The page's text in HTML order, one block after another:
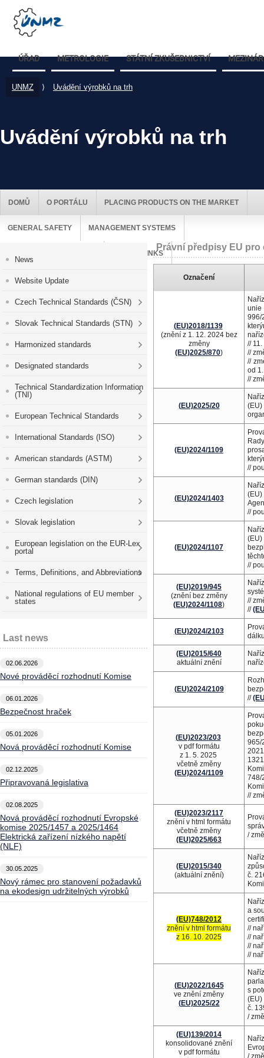
ÚŘAD METROLOGIE STÁTNÍ ZKUŠEBNICTVÍ
UNMZ ⟩ Uvádění výrobků na trh
Uvádění výrobků na trh
DOMŮ O PORTÁLU PLACING PRODUCTS ON THE MARKET
GENERAL SAFETY MANAGEMENT SYSTEMS
USEFUL LINKS
News
Website Update
Czech Technical Standards (ČSN)
Slovak Technical Standards (STN)
Harmonized standards
Designated standards
Technical Standardization Information
(TNI)
European Technical Standards
International Standards (ISO)
American standards (ASTM)
German standards (DIN)
Czech legislation
Slovak legislation
European legislation on the EUR-Lex
portal
Terms, Definitions, and Abbreviations
National regulations of EU member
states
Last news
02.06.2026
Nové prováděcí rozhodnutí Komise
06.01.2026
Bezpečnost hraček
05.01.2026
Nová prováděcí rozhodnutí Komise
02.12.2025
Připravovaná legislativa
02.08.2025
Nová prováděcí rozhodnutí Evropské
komise 2025/1457 a 2025/1464
Elektrická zařízení nízkého napětí
(NLF)
30.05.2025
Nový rámec pro stanovení požadavků
na ekodesign udržitelných výrobků
Právní předpisy EU
Označení
(EU)2018/1139
(znění z 1. 12. 2024 bez
změny
(EU)2025/870)
unie
996/
//
//
//
od
//
(EU)2025/20
(EU)2024/1109
//
(EU)2024/1403
//
(EU)2024/1107
//
(EU)2019/945
(znění bez změny
(EU)2024/1108)
//
//
(EU)2024/2103
(EU)2015/640
aktuální znění
(EU)2024/2109
//
(EU)2023/203
v pdf formátu
z 1. 5. 2025
včetně změny
(EU)2024/1109
748/
//
(EU)2023/2117
znění v html formátu
včetně změny
(EU)2025/663
/
(EU)2015/340
(aktuální znění)
č.
(EU)748/2012
znění v html formátu
z 16. 10. 2025
a
//
//
//
//
(EU)2022/1645
ve znění změny
(EU)2025/22
s
(EU)
č.
/
(EU)139/2014
konsolidované znění
v pdf formátu
/